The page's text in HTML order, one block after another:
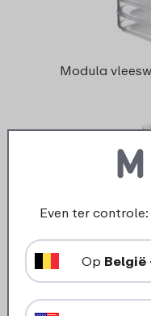
Modula
Dankzij
Even ter
Op België